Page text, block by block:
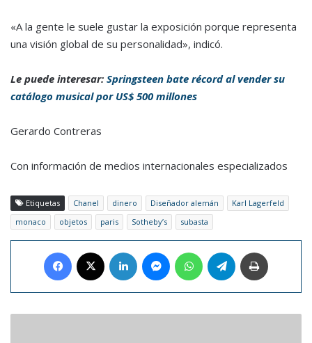
«A la gente le suele gustar la exposición porque representa
una visión global de su personalidad», indicó.
Le puede interesar: Springsteen bate récord al vender su
catálogo musical por US$ 500 millones
Gerardo Contreras
Con información de medios internacionales especializados
Etiquetas Chanel dinero Diseñador alemán
Karl Lagerfeld
monaco
objetos paris Sotheby’s subasta
Facebook LinkedIn MessengerWhatsAppTelegram